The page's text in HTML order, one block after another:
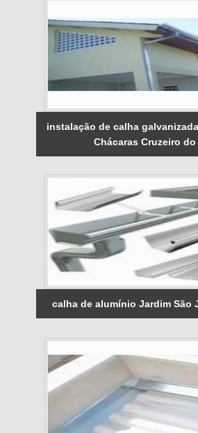
instalação de calha
Chácaras Cruzeiro do
calha de alumínio Jardim São